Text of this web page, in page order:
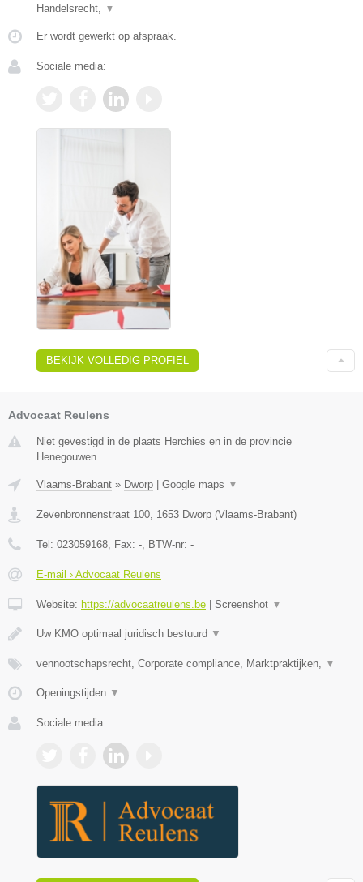
Handelsrecht,
▼
Er wordt gewerkt op afspraak.
Sociale media:
BEKIJK VOLLEDIG PROFIEL
Advocaat Reulens
Niet gevestigd in de plaats Herchies en in de provincie
Henegouwen.
Vlaams-Brabant » Dworp Google maps ▼
Zevenbronnenstraat 100 1653 Dworp (Vlaams-Brabant)
Tel: 023059168 , Fax: - , BTW-nr: -
E-mail › Advocaat Reulens
Website: https://advocaatreulens.be Screenshot ▼
Uw KMO optimaal juridisch bestuurd ▼
vennootschapsrecht, Corporate compliance, Marktpraktijken, ▼
Openingstijden ▼
Sociale media: